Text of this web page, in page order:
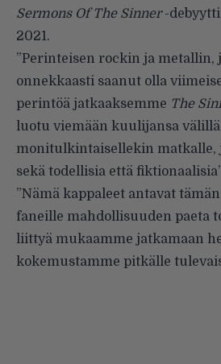
Sermons Of The Sinner-
2021.
”Perinteisen rockin ja metallin,
onnekkaasti saanut olla
perintöä jatkaaksemme The
luotu viemään kuulijansa välillä
monitulkintaisellekin matkalle,
sekä todellisia että
”Nämä kappaleet antavat
faneille mahdollisuuden paeta
liittyä mukaamme jatkamaan
kokemustamme pitkälle